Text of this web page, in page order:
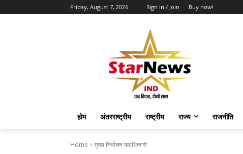
Friday, August 7, 2026 Sign in / Join Buy now!
होम अंतरराष्ट्रीय राष्ट्रीय राज्य राजनीति
Home मुख्य निर्वाचन पदाधिकारी